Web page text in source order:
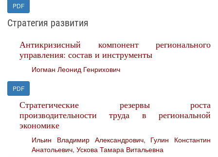
PDF
Стратегия развития
Антикризисный компонент регионального
управления: состав и инструменты
Иогман Леонид Генрихович
PDF
Стратегические резервы роста
производительности труда в региональной
экономике
Ильин Владимир Александрович, Гулин Константин
Анатольевич, Ускова Тамара Витальевна